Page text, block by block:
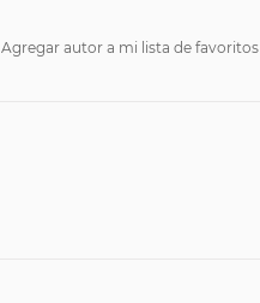
Agregar autor a mi lista de favoritos